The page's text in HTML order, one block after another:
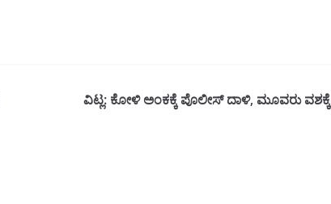
ವಿಟ್ಲ: ಕೋಳಿ ಅಂಕಕ್ಕೆ ಪೊಲೀಸ್ ದಾಳಿ, ಮೂವರು ವಶಕ್ಕೆ